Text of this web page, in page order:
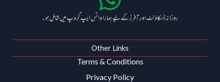
روزانہ ڈسکاؤنٹ اور آفرز کے لیے ہمارا واٹس ایپ گروپ میں شامل ہو۔
Other Links
Terms & Conditions
Privacy Policy